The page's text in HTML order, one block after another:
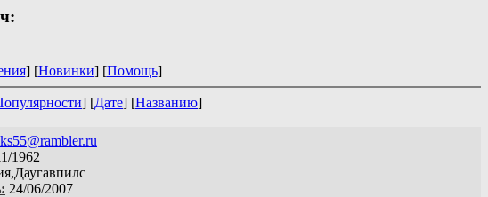
] [Новинки] [Помощь]
] [Дате] [Названию]
1962
24/06/2007